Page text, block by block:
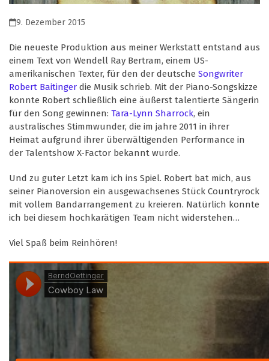
9. Dezember 2015
Die neueste Produktion aus meiner Werkstatt entstand aus
einem Text von Wendell Ray Bertram, einem US-
amerikanischen Texter, für den der deutsche Songwriter
Robert Baitinger die Musik schrieb. Mit der Piano-Songskizze
konnte Robert schließlich eine äußerst talentierte Sängerin
für den Song gewinnen: Tara-Lynn Sharrock, ein
australisches Stimmwunder, die im jahre 2011 in ihrer
Heimat aufgrund ihrer überwältigenden Performance in
der Talentshow X-Factor bekannt wurde.
Und zu guter Letzt kam ich ins Spiel. Robert bat mich, aus
seiner Pianoversion ein ausgewachsenes Stück Countryrock
mit vollem Bandarrangement zu kreieren. Natürlich konnte
ich bei diesem hochkarätigen Team nicht widerstehen…
Viel Spaß beim Reinhören!